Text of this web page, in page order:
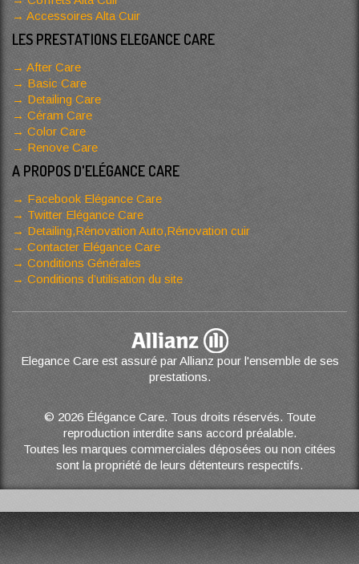
Accessoires Alta Cuir
LES PRESTATIONS ELEGANCE CARE
After Care
Basic Care
Detailing Care
Céram Care
Color Care
Renove Care
A PROPOS D'ELÉGANCE CARE
Facebook Elégance Care
Twitter Elégance Care
Detailing,Rénovation Auto,Rénovation cuir
Contacter Elégance Care
Conditions Générales
Conditions d’utilisation du site
Elegance Care est assuré par Allianz pour l'ensemble de ses
prestations.
© 2026 Élégance Care. Tous droits réservés. Toute
reproduction interdite sans accord préalable.
Toutes les marques commerciales déposées ou non citées
sont la propriété de leurs détenteurs respectifs.